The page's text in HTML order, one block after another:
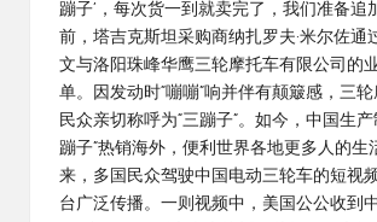
蹦子’，每次货一到就卖完了，我们准备追
前，塔吉克斯坦采购商纳扎罗夫·米尔佐通
文与洛阳珠峰华鹰三轮摩托车有限公司的
单。因发动时“嘣嘣”响并伴有颠簸感，三
民众亲切称呼为“三蹦子”。如今，中国生产
蹦子”热销海外，便利世界各地更多人的生
来，多国民众驾驶中国电动三轮车的短视
台广泛传播。一则视频中，美国公公收到